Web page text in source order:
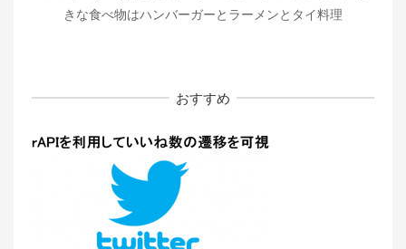
きな食べ物はハンバーガーとラーメンとタイ料理
おすすめ